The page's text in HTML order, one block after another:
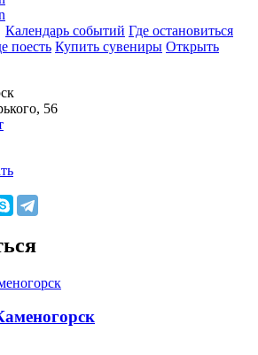
Календарь событий Где остановиться
поесть Купить сувениры Открыть
56